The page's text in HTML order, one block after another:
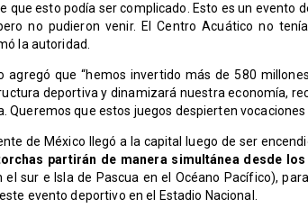
que esto podía ser complicado. Esto es un evento
no pudieron venir. El Centro Acuático no
la autoridad.
agregó que “hemos invertido más de 580
deportiva y dinamizará nuestra economía,
Queremos que estos juegos despierten vocaciones
de México llegó a la capital luego de ser
partirán de manera simultánea desde
el sur e Isla de Pascua en el Océano Pacífico),
evento deportivo en el Estadio Nacional.